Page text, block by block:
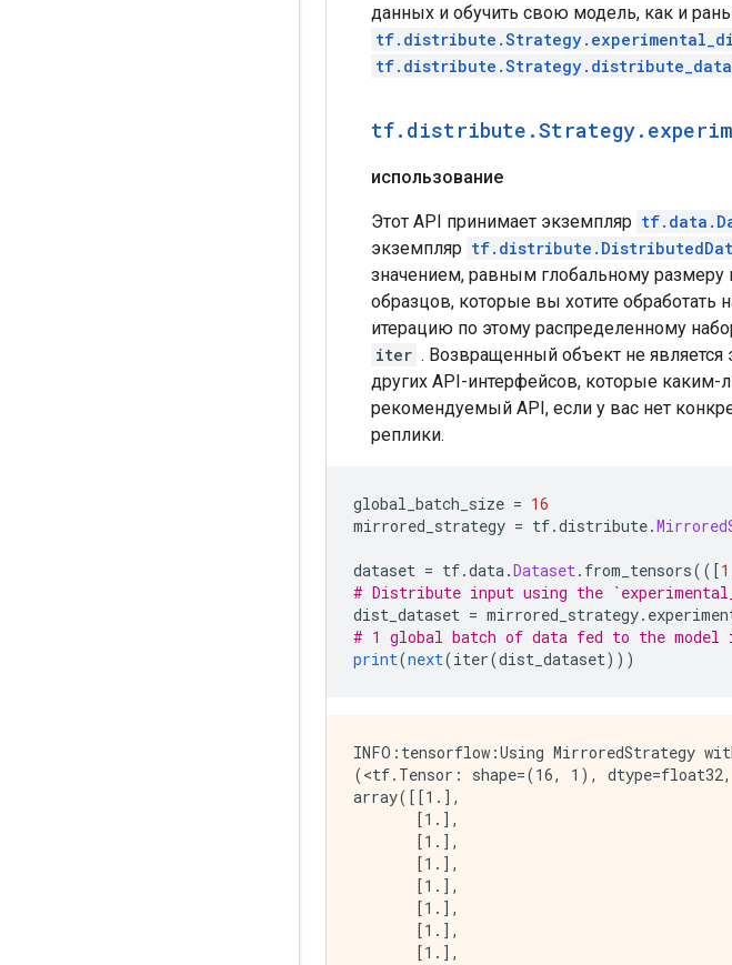
[0.7]
[0.7]
[0.7]
[0.7]
[0.7]
[0.7]
[0.7]
[0.7]
[0.7]
[0.7]], shape=(16, 1), dtype=float32)
tf.Tensor(
[[0.7]
[0.7]
[0.7]
[0.7]
[0.7]
[0.7]
[0.7]
[0.7]
[0.7]
[0.7]
[0.7]
[0.7]
[0.7]
[0.7]
[0.7]
данных и обучить свою модель, как и
tf. distribute .Strategy.
использование
Этот API принимает экземпляр
экземпляр
значением, равным глобальному размеру
образцов, которые вы хотите обработать
итерацию по этому распределенному
iter . Возвращенный объект не
других API-интерфейсов, которые
рекомендуемый API, если у вас нет
реплики.
global_batch_size = 16
mirrored_strategy = tf.distribute.
dataset = tf.data.Dataset. from_tensors(([
# Distribute input using the
dist_dataset = mirrored_strategy.
# 1 global batch of data fed to the model
print(next(iter(dist_dataset)))
INFO:tensorflow:Using MirroredStrategy
(<tf.Tensor: shape=(16, 1), dtype=float32,
array([[1.],
       [1.],
       [1.],
       [1.],
       [1.],
       [1.],
       [1.],
       [1.],